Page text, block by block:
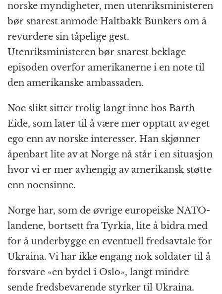
norske myndigheter, men utenriksministeren
bør snarest anmode Haltbakk Bunkers om å
revurdere sin tåpelige gest.
Utenriksministeren bør snarest beklage
episoden overfor amerikanerne i en note til
den amerikanske ambassaden.
Noe slikt sitter trolig langt inne hos Barth
Eide, som later til å være mer opptatt av eget
ego enn av norske interesser. Han skjønner
åpenbart lite av at Norge nå står i en situasjon
hvor vi er mer avhengig av amerikansk støtte
enn noensinne.
Norge har, som de øvrige europeiske NATO-
landene, bortsett fra Tyrkia, lite å bidra med
for å underbygge en eventuell fredsavtale for
Ukraina. Vi har ikke engang nok soldater til å
forsvare «en bydel i Oslo», langt mindre
sende fredsbevarende styrker til Ukraina.